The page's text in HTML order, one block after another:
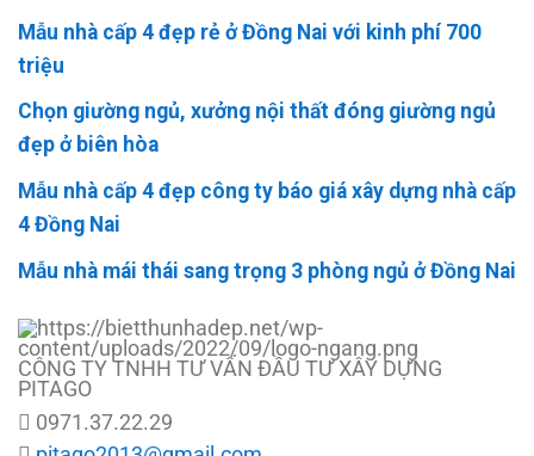
Mẫu nhà cấp 4 đẹp rẻ ở Đồng Nai với kinh phí 700
triệu
Chọn giường ngủ, xưởng nội thất đóng giường ngủ
đẹp ở biên hòa
Mẫu nhà cấp 4 đẹp công ty báo giá xây dựng nhà cấp
4 Đồng Nai
Mẫu nhà mái thái sang trọng 3 phòng ngủ ở Đồng Nai
CÔNG TY TNHH TƯ VẤN ĐẦU TƯ XÂY DỰNG
PITAGO
0971.37.22.29